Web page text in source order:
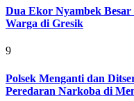
Dua Ekor Nyambek
Warga di Gresik
9
Polsek Menganti dan
Peredaran Narkoba di